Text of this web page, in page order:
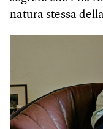
natura stessa